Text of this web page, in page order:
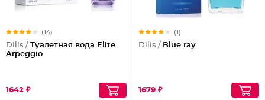
(14)
Dilis / Туалетная вода Elite
Arpeggio
1642 ₽
(1)
Dilis / Blue ray
1679 ₽